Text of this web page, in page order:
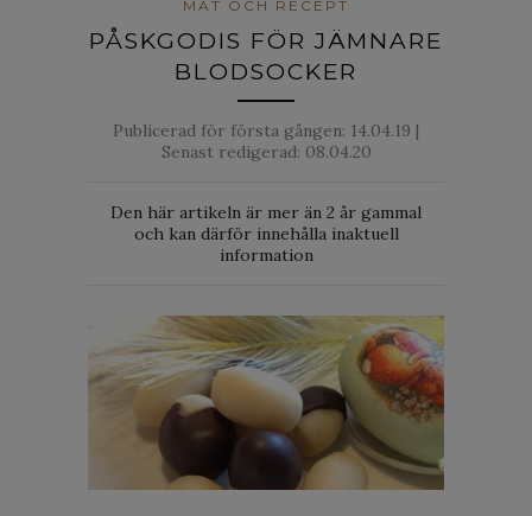
MAT OCH RECEPT
PÅSKGODIS FÖR JÄMNARE
BLODSOCKER
Publicerad för första gången: 14.04.19 |
Senast redigerad: 08.04.20
Den här artikeln är mer än 2 år gammal
och kan därför innehålla inaktuell
information